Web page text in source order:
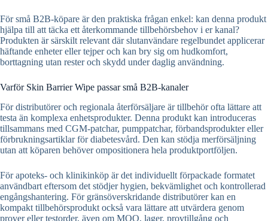
För små B2B-köpare är den praktiska frågan enkel: kan denna produkt
hjälpa till att täcka ett återkommande tillbehörsbehov i er kanal?
Produkten är särskilt relevant där slutanvändare regelbundet applicerar
häftande enheter eller tejper och kan bry sig om hudkomfort,
borttagning utan rester och skydd under daglig användning.
Varför Skin Barrier Wipe passar små B2B-kanaler
För distributörer och regionala återförsäljare är tillbehör ofta lättare att
testa än komplexa enhetsprodukter. Denna produkt kan introduceras
tillsammans med CGM-patchar, pumppatchar, förbandsprodukter eller
förbrukningsartiklar för diabetesvård. Den kan stödja merförsäljning
utan att köparen behöver ompositionera hela produktportföljen.
För apoteks- och klinikinköp är det individuellt förpackade formatet
användbart eftersom det stödjer hygien, bekvämlighet och kontrollerad
engångshantering. För gränsöverskridande distributörer kan en
kompakt tillbehörsprodukt också vara lättare att utvärdera genom
prover eller testorder, även om MOQ, lager, provtillgång och